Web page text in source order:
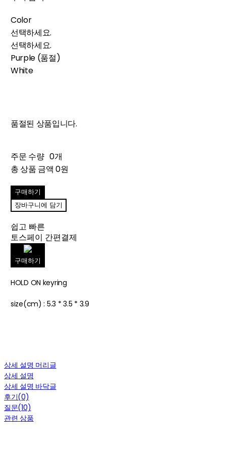
Color
선택하세요.
선택하세요.
Purple (품절)
White
품절된 상품입니다.
주문 수량 0개
총 상품 금액 0원
구매하기
장바구니에 담기
쉽고 빠른
토스페이 간편결제
구매하기
HOLD ON keyring
size(cm) : 5.3 * 3.5 * 3.9
상세 설명 머리글
상세 설명
상세 설명 바닥글
후기(0)
질문(10)
관련 상품